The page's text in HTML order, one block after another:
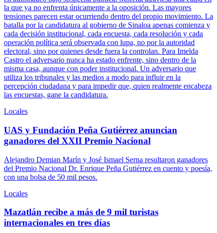
la que ya no enfrenta únicamente a la oposición. Las mayores
tensiones parecen estar ocurriendo dentro del propio movimiento. La
batalla por la candidatura al gobierno de Sinaloa apenas comienza y
cada decisión institucional, cada encuesta, cada resolución y cada
operación política será observada con lupa, no por la autoridad
electoral, sino por quienes desde fuera la controlan. Para Imelda
Castro el adversario nunca ha estado enfrente, sino dentro de la
misma casa, aunque con poder institucional. Un adversario que
utiliza los tribunales y las medios a modo para influir en la
percepción ciudadana y para impedir que, quien realmente encabeza
las encuestas, gane la candidatura.
Locales
UAS y Fundación Peña Gutiérrez anuncian
ganadores del XXII Premio Nacional
Alejandro Demian Marín y José Ismael Serna resultaron ganadores
del Premio Nacional Dr. Enrique Peña Gutiérrez en cuento y poesía,
con una bolsa de 50 mil pesos.
Locales
Mazatlán recibe a más de 9 mil turistas
internacionales en tres días